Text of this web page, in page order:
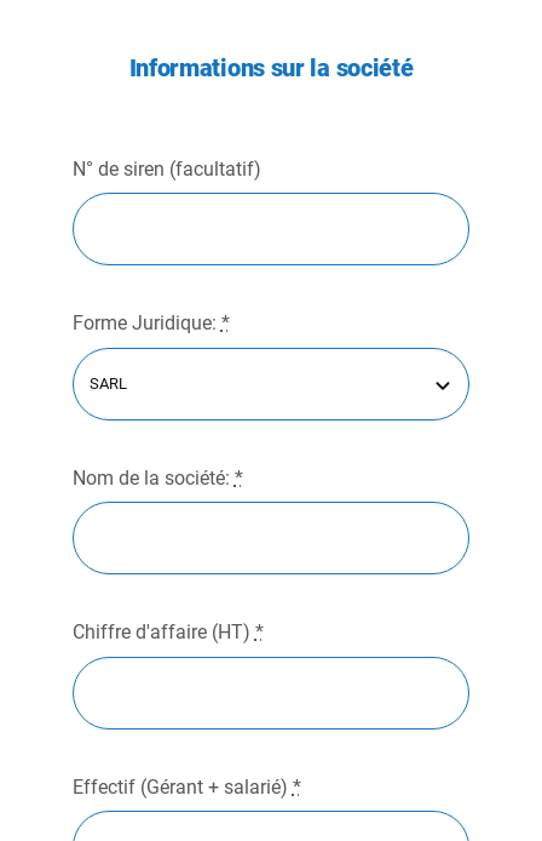
Informations sur la société
N° de siren (facultatif)
Forme Juridique: *
Nom de la société: *
Chiffre d'affaire (HT) *
Effectif (Gérant + salarié) *